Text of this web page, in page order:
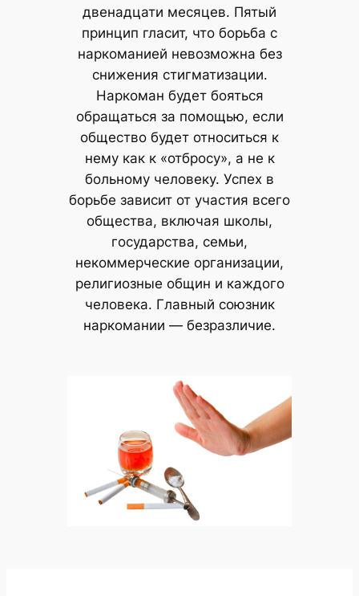
двенадцати месяцев. Пятый
принцип гласит, что борьба с
наркоманией невозможна без
снижения стигматизации.
Наркоман будет бояться
обращаться за помощью, если
общество будет относиться к
нему как к «отбросу», а не к
больному человеку. Успех в
борьбе зависит от участия всего
общества, включая школы,
государства, семьи,
некоммерческие организации,
религиозные общин и каждого
человека. Главный союзник
наркомании — безразличие.